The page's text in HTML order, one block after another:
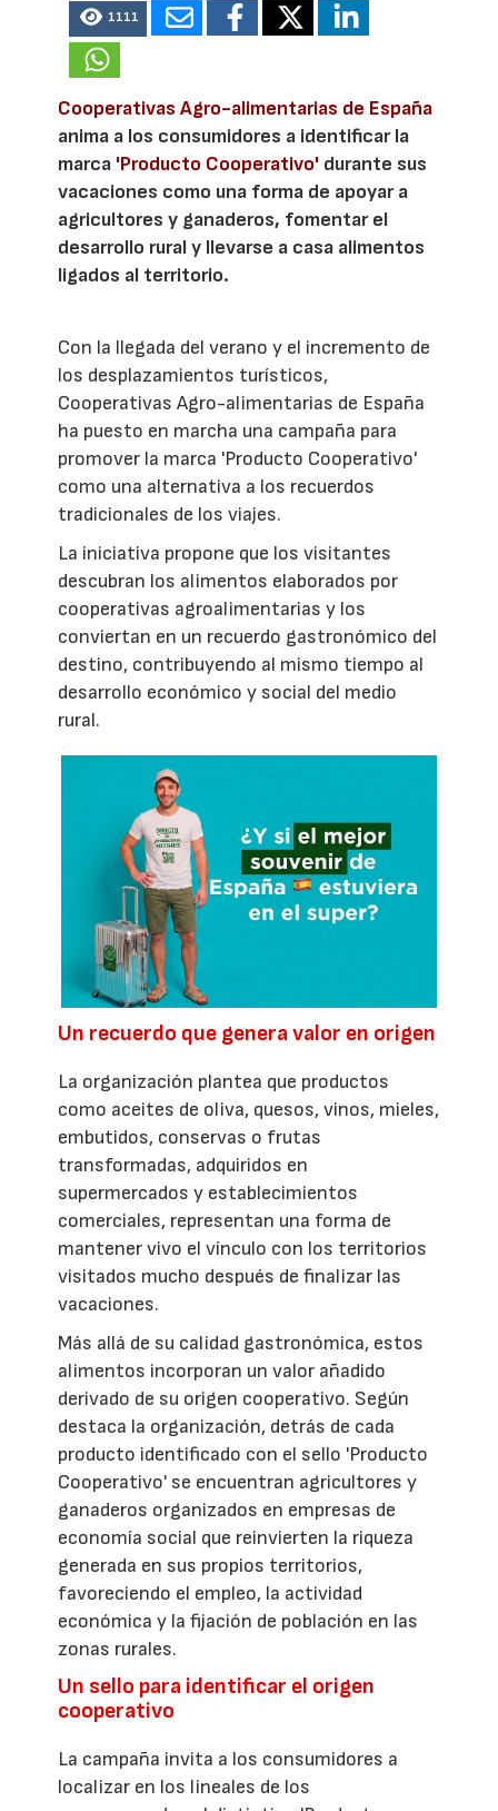
1111
Cooperativas Agro-alimentarias de España
anima a los consumidores a identificar la
marca 'Producto Cooperativo' durante sus
vacaciones como una forma de apoyar a
agricultores y ganaderos, fomentar el
desarrollo rural y llevarse a casa alimentos
ligados al territorio.
Con la llegada del verano y el incremento de
los desplazamientos turísticos,
Cooperativas Agro-alimentarias de España
ha puesto en marcha una campaña para
promover la marca 'Producto Cooperativo'
como una alternativa a los recuerdos
tradicionales de los viajes.
La iniciativa propone que los visitantes
descubran los alimentos elaborados por
cooperativas agroalimentarias y los
conviertan en un recuerdo gastronómico del
destino, contribuyendo al mismo tiempo al
desarrollo económico y social del medio
rural.
Un recuerdo que genera valor en origen
La organización plantea que productos
como aceites de oliva, quesos, vinos, mieles,
embutidos, conservas o frutas
transformadas, adquiridos en
supermercados y establecimientos
comerciales, representan una forma de
mantener vivo el vínculo con los territorios
visitados mucho después de finalizar las
vacaciones.
Más allá de su calidad gastronómica, estos
alimentos incorporan un valor añadido
derivado de su origen cooperativo. Según
destaca la organización, detrás de cada
producto identificado con el sello 'Producto
Cooperativo' se encuentran agricultores y
ganaderos organizados en empresas de
economía social que reinvierten la riqueza
generada en sus propios territorios,
favoreciendo el empleo, la actividad
económica y la fijación de población en las
zonas rurales.
Un sello para identificar el origen
cooperativo
La campaña invita a los consumidores a
localizar en los lineales de los